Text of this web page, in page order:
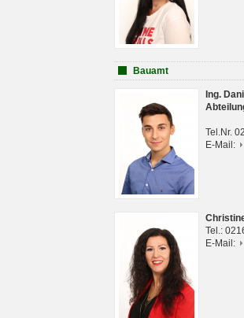
Bauamt
Ing.
Tel.Nr.
E-Mail:
Tel.:
E-Mail: